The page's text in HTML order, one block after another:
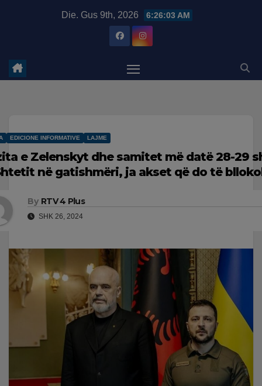
Die. Gus 9th, 2026 6:26:04 AM
EDICIONE INFORMATIVE LAJME
e Zelenskyt dhe samitet më datë 28-29
në gatishmëri, ja akset që do të
By RTV 4 Plus
SHK 26, 2024